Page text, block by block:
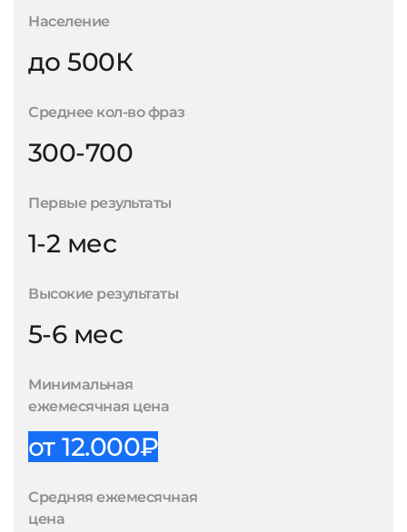
Население
до 500К
Среднее кол-во фраз
300-700
Первые результаты
1-2 мес
Высокие результаты
5-6 мес
Минимальная
ежемесячная цена
от 12.000₽
Средняя ежемесячная
цена